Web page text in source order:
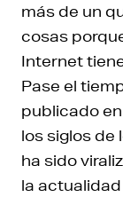
más de un
cosas
Internet
Pase el
publicado
los siglos de
ha sido
la